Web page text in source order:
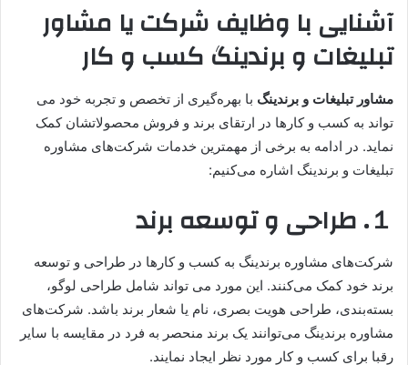
آشنایی با وظایف شرکت یا مشاور
تبلیغات و برندینگ کسب و کار
مشاور تبلیغات و برندینگ با بهره‌گیری از تخصص و تجربه خود می
تواند به کسب و کارها در ارتقای برند و فروش محصولاتشان کمک
نماید. در ادامه به برخی از مهمترین خدمات شرکت‌های مشاوره
تبلیغات و برندینگ اشاره می‌کنیم:
１. طراحی و توسعه برند
شرکت‌های مشاوره برندینگ به کسب و کارها در طراحی و توسعه
برند خود کمک می‌کنند. این مورد می تواند شامل طراحی لوگو،
بسته‌بندی، طراحی هویت بصری، نام یا شعار برند باشد. شرکت‌های
مشاوره برندینگ می‌توانند یک برند منحصر به فرد در مقایسه با سایر
رقبا برای کسب و کار مورد نظر ایجاد نمایند.